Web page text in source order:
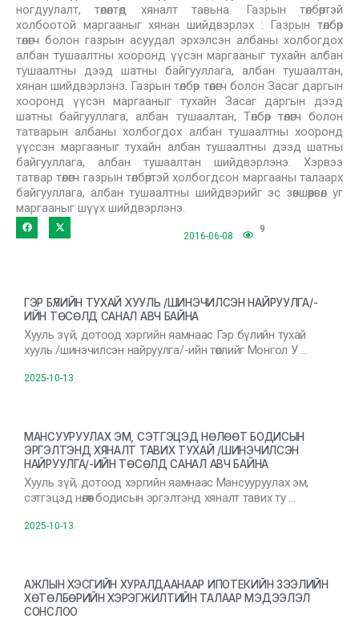
ногдуулалт, төлөлтөд хяналт тавьна. Газрын төлбөртэй
холбоотой маргааныг хянан шийдвэрлэх : Газрын төлбөр
төлөгч болон газрын асуудал эрхэлсэн албаны холбогдох
албан тушаалтны хооронд үүсэн маргааныг тухайн албан
тушаалтны дээд шатны байгууллага, албан тушаалтан,
хянан шийдвэрлэнэ. Газрын төлбөр төлөгч болон Засаг даргын
хооронд үүсэн маргааныг тухайн Засаг даргын дээд
шатны байгууллага, албан тушаалтан, Төлбөр төлөгч болон
татварын албаны холбогдох албан тушаалтны хооронд
үүссэн маргааныг тухайн албан тушаалтны дээд шатны
байгууллага, албан тушаалтан шийдвэрлэнэ. Хэрвээ
татвар төлөгч газрын төлбөртэй холбогдсон маргааны талаарх
байгууллага, албан тушаалтны шийдвэрийг эс зөвшөөрвөл уг
маргааныг шүүх шийдвэрлэнэ.
2016-06-08
9
ГЭР БҮЛИЙН ТУХАЙ ХУУЛЬ /ШИНЭЧИЛСЭН НАЙРУУЛГА/-
ИЙН ТӨСӨЛД САНАЛ АВЧ БАЙНА
Хууль зүй, дотоод хэргийн яамнаас Гэр бүлийн тухай
хууль /шинэчилсэн найруулга/-ийн төслийг Монгол У …
2025-10-13
МАНСУУРУУЛАХ ЭМ, СЭТГЭЦЭД НӨЛӨӨТ БОДИСЫН
ЭРГЭЛТЭНД ХЯНАЛТ ТАВИХ ТУХАЙ /ШИНЭЧИЛСЭН
НАЙРУУЛГА/-ИЙН ТӨСӨЛД САНАЛ АВЧ БАЙНА
Хууль зүй, дотоод хэргийн яамнаас Мансууруулах эм,
сэтгэцэд нөлөөт бодисын эргэлтэнд хяналт тавих ту …
2025-10-13
АЖЛЫН ХЭСГИЙН ХУРАЛДААНААР ИПОТЕКИЙН ЗЭЭЛИЙН
ХӨТӨЛБӨРИЙН ХЭРЭГЖИЛТИЙН ТАЛААР МЭДЭЭЛЭЛ
СОНСЛОО